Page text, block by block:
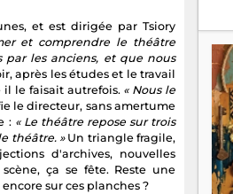
et est dirigée par Tsiory
et comprendre le théâtre
par les anciens, et que nous
après les études et le travail
le faisait autrefois. « Nous le
le directeur, sans amertume
:« Le théâtre repose sur trois
théâtre. »Un triangle fragile,
d'archives, nouvelles
ça se fête. Reste une
sur ces planches ?